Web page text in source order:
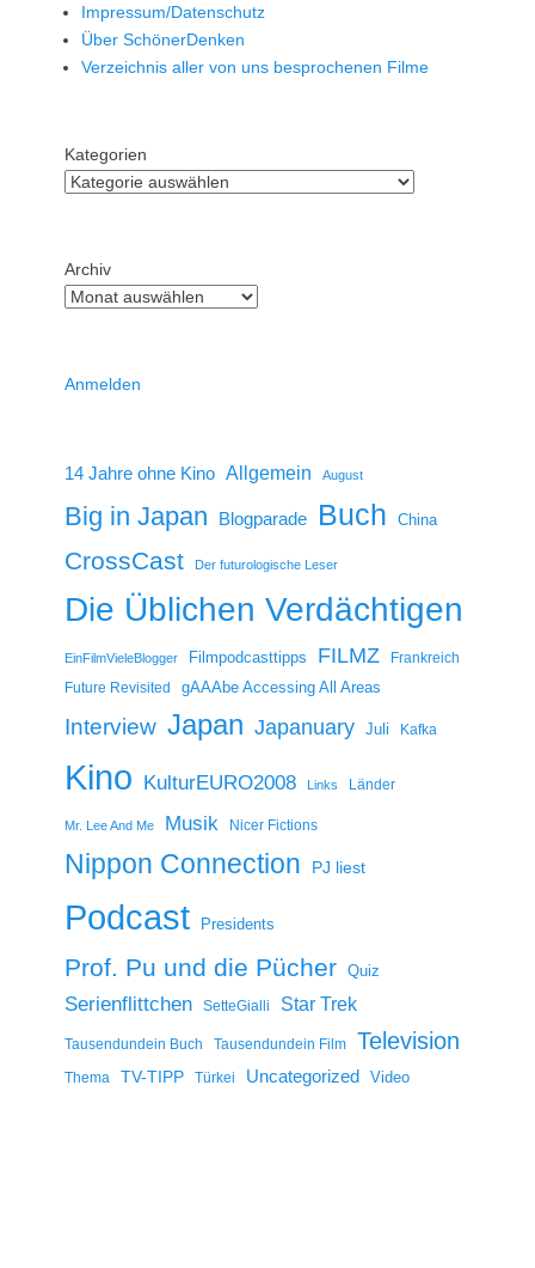
Impressum/Datenschutz
Über SchönerDenken
Verzeichnis aller von uns besprochenen Filme
Kategorien
Archiv
Anmelden
14 Jahre ohne Kino Allgemein August
Big in Japan Blogparade Buch China
CrossCast Der futurologische Leser
Die Üblichen Verdächtigen
EinFilmVieleBlogger Filmpodcasttipps FILMZ
Frankreich
Future Revisited
gAAAbe Accessing All Areas
Interview Japan Japanuary Juli Kafka
Kino KulturEURO2008 Links Länder
Mr. Lee And Me Musik Nicer Fictions
Nippon Connection PJ liest
Podcast Presidents
Prof. Pu und die Pücher Quiz
Serienflittchen SetteGialli Star Trek
Tausendundein Buch Tausendundein Film Television
Thema TV-TIPP Türkei Uncategorized Video